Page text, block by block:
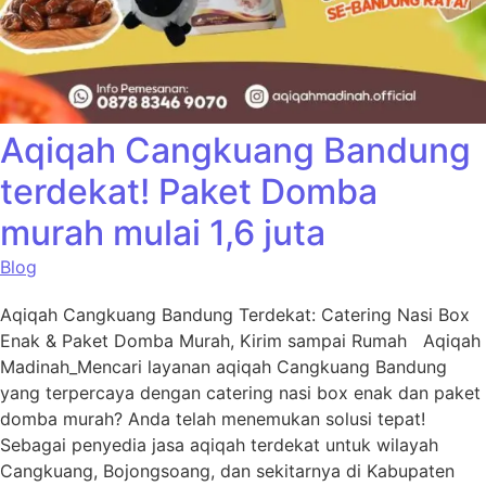
Aqiqah Cangkuang Bandung
terdekat! Paket Domba
murah mulai 1,6 juta
Blog
Aqiqah Cangkuang Bandung Terdekat: Catering Nasi Box
Enak & Paket Domba Murah, Kirim sampai Rumah Aqiqah
Madinah_Mencari layanan aqiqah Cangkuang Bandung
yang terpercaya dengan catering nasi box enak dan paket
domba murah? Anda telah menemukan solusi tepat!
Sebagai penyedia jasa aqiqah terdekat untuk wilayah
Cangkuang, Bojongsoang, dan sekitarnya di Kabupaten